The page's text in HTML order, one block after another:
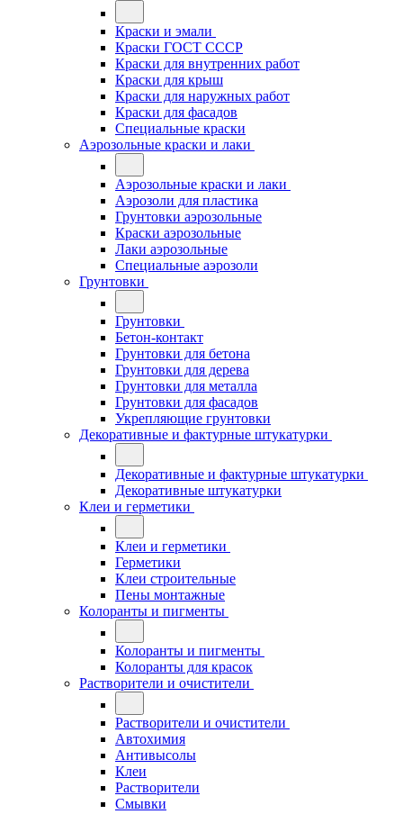
Краски и эмали
Краски ГОСТ СССР
Краски для внутренних работ
Краски для крыш
Краски для наружных работ
Краски для фасадов
Специальные краски
Аэрозольные краски и лаки
Аэрозольные краски и лаки
Аэрозоли для пластика
Грунтовки аэрозольные
Краски аэрозольные
Лаки аэрозольные
Специальные аэрозоли
Грунтовки
Грунтовки
Бетон-контакт
Грунтовки для бетона
Грунтовки для дерева
Грунтовки для металла
Грунтовки для фасадов
Укрепляющие грунтовки
Декоративные и фактурные штукатурки
Декоративные и фактурные штукатурки
Декоративные штукатурки
Клеи и герметики
Клеи и герметики
Герметики
Клеи строительные
Пены монтажные
Колоранты и пигменты
Колоранты и пигменты
Колоранты для красок
Растворители и очистители
Растворители и очистители
Автохимия
Антивысолы
Клеи
Растворители
Смывки